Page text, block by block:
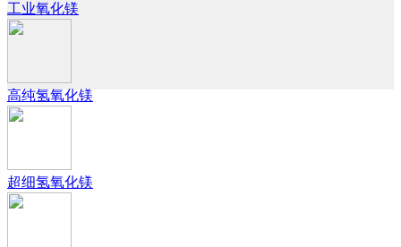
工业氧化镁
高纯氢氧化镁
超细氢氧化镁